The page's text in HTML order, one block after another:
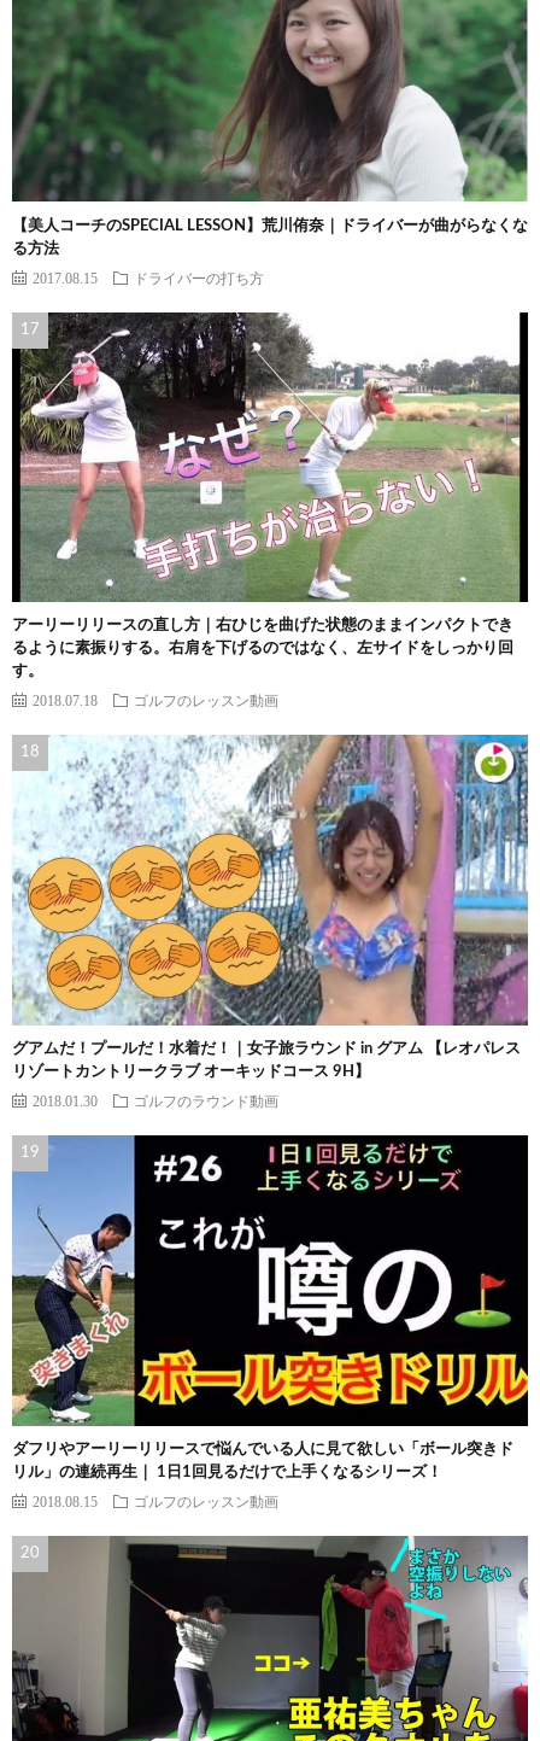
【美人コーチのSPECIAL LESSON】荒川侑奈｜ドライバーが曲がらなくな
る方法
2017.08.15 ドライバーの打ち方
アーリーリリースの直し方｜右ひじを曲げた状態のままインパクトでき
るように素振りする。右肩を下げるのではなく、左サイドをしっかり回
す。
2018.07.18 ゴルフのレッスン動画
グアムだ！プールだ！水着だ！｜女子旅ラウンド in グアム 【レオパレス
リゾートカントリークラブ オーキッドコース 9H】
2018.01.30 ゴルフのラウンド動画
ダフリやアーリーリリースで悩んでいる人に見て欲しい「ボール突きド
リル」の連続再生｜ 1日1回見るだけで上手くなるシリーズ！
2018.08.15 ゴルフのレッスン動画